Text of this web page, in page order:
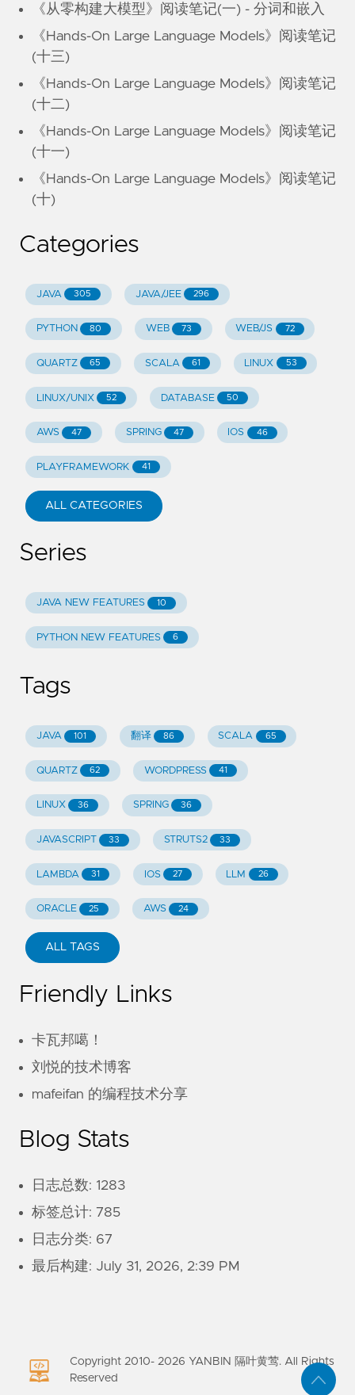
《从零构建大模型》阅读笔记(一) - 分词和嵌入
《Hands-On Large Language Models》阅读笔记
(十三)
《Hands-On Large Language Models》阅读笔记
(十二)
《Hands-On Large Language Models》阅读笔记
(十一)
《Hands-On Large Language Models》阅读笔记
(十)
Categories
JAVA 305 JAVA/JEE 296
PYTHON 80 WEB 73 WEB/JS 72
QUARTZ 65 SCALA 61 LINUX 53
LINUX/UNIX 52 DATABASE 50
AWS 47 SPRING 47 IOS 46
PLAYFRAMEWORK 41
ALL CATEGORIES
Series
JAVA NEW FEATURES 10
PYTHON NEW FEATURES 6
Tags
JAVA 101 翻译 86 SCALA 65
QUARTZ 62 WORDPRESS 41
LINUX 36 SPRING 36
JAVASCRIPT 33 STRUTS2 33
LAMBDA 31 IOS 27 LLM 26
ORACLE 25 AWS 24
ALL TAGS
Friendly Links
卡瓦邦噶！
刘悦的技术博客
mafeifan 的编程技术分享
Blog Stats
日志总数: 1283
标签总计: 785
日志分类: 67
最后构建: July 31, 2026, 2:39 PM
Copyright 2010- 2026 YANBIN 隔叶黄莺. All Rights
Reserved